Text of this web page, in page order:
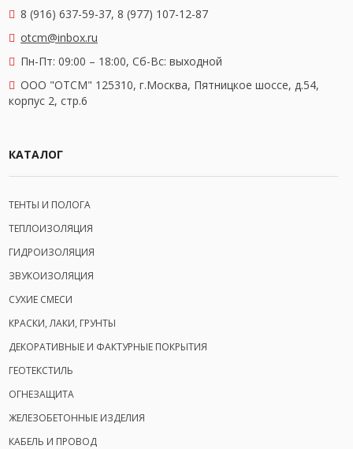
8 (916) 637-59-37, 8 (977) 107-12-87
otcm@inbox.ru
Пн-Пт: 09:00 – 18:00, Сб-Вс: выходной
OOO "ОТСМ" 125310, г.Москва, Пятницкое шоссе, д.54,
корпус 2, стр.6
КАТАЛОГ
ТЕНТЫ И ПОЛОГА
ТЕПЛОИЗОЛЯЦИЯ
ГИДРОИЗОЛЯЦИЯ
ЗВУКОИЗОЛЯЦИЯ
СУХИЕ СМЕСИ
КРАСКИ, ЛАКИ, ГРУНТЫ
ДЕКОРАТИВНЫЕ И ФАКТУРНЫЕ ПОКРЫТИЯ
ГЕОТЕКСТИЛЬ
ОГНЕЗАЩИТА
ЖЕЛЕЗОБЕТОННЫЕ ИЗДЕЛИЯ
КАБЕЛЬ И ПРОВОД